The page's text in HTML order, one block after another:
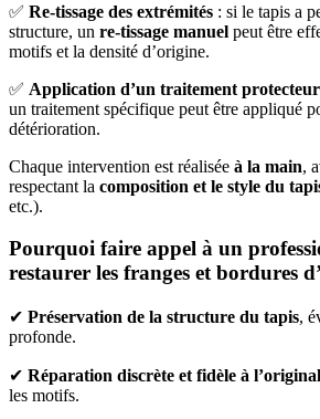
✅ Re-tissage des extrémités : si le tapis a
structure, un re-tissage manuel peut être
motifs et la densité d’origine.
✅ Application d’un traitement protecteur
un traitement spécifique peut être appliqué
détérioration.
Chaque intervention est réalisée à la main,
respectant la composition et le style du
etc.).
Pourquoi faire appel à un
restaurer les franges et bordures
✔ Préservation de la structure du tapis,
profonde.
✔ Réparation discrète et fidèle à l’original
les motifs.